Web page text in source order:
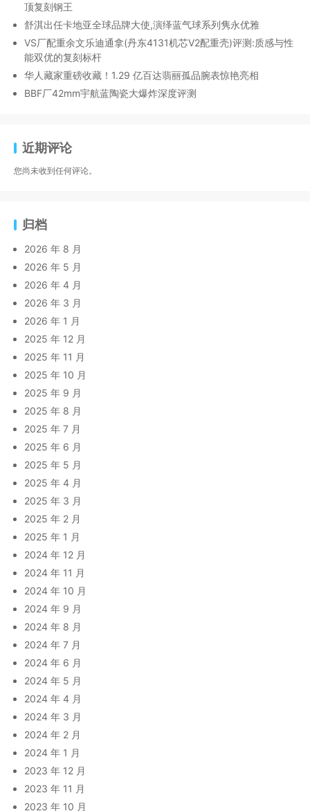
顶复刻钢王
舒淇出任卡地亚全球品牌大使,演绎蓝气球系列隽永优雅
VS厂配重余文乐迪通拿(丹东4131机芯V2配重壳)评测:质感与性
能双优的复刻标杆
华人藏家重磅收藏！1.29 亿百达翡丽孤品腕表惊艳亮相
BBF厂42mm宇航蓝陶瓷大爆炸深度评测
近期评论
您尚未收到任何评论。
归档
2026 年 8 月
2026 年 5 月
2026 年 4 月
2026 年 3 月
2026 年 1 月
2025 年 12 月
2025 年 11 月
2025 年 10 月
2025 年 9 月
2025 年 8 月
2025 年 7 月
2025 年 6 月
2025 年 5 月
2025 年 4 月
2025 年 3 月
2025 年 2 月
2025 年 1 月
2024 年 12 月
2024 年 11 月
2024 年 10 月
2024 年 9 月
2024 年 8 月
2024 年 7 月
2024 年 6 月
2024 年 5 月
2024 年 4 月
2024 年 3 月
2024 年 2 月
2024 年 1 月
2023 年 12 月
2023 年 11 月
2023 年 10 月